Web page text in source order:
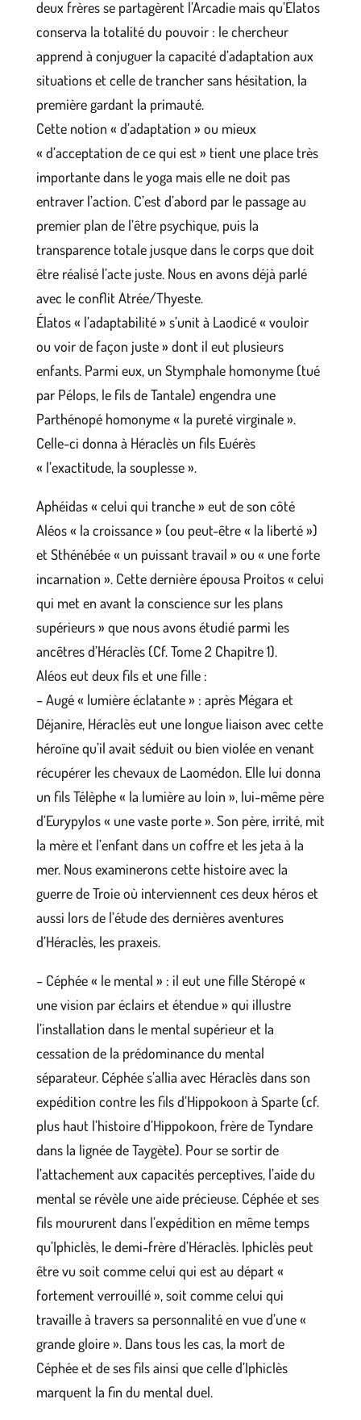
deux frères se partagèrent l’Arcadie mais qu’Élatos
conserva la totalité du pouvoir : le chercheur
apprend à conjuguer la capacité d’adaptation aux
situations et celle de trancher sans hésitation, la
première gardant la primauté.
Cette notion « d’adaptation » ou mieux
« d’acceptation de ce qui est » tient une place très
importante dans le yoga mais elle ne doit pas
entraver l’action. C’est d’abord par le passage au
premier plan de l’être psychique, puis la
transparence totale jusque dans le corps que doit
être réalisé l’acte juste. Nous en avons déjà parlé
avec le conflit Atrée/Thyeste.
Élatos « l’adaptabilité » s’unit à Laodicé « vouloir
ou voir de façon juste » dont il eut plusieurs
enfants. Parmi eux, un Stymphale homonyme (tué
par Pélops, le fils de Tantale) engendra une
Parthénopé homonyme « la pureté virginale ».
Celle-ci donna à Héraclès un fils Euérès
« l’exactitude, la souplesse ».
Aphéidas « celui qui tranche » eut de son côté
Aléos « la croissance » (ou peut-être « la liberté »)
et Sthénébée « un puissant travail » ou « une forte
incarnation ». Cette dernière épousa Proitos « celui
qui met en avant la conscience sur les plans
supérieurs » que nous avons étudié parmi les
ancêtres d’Héraclès (Cf. Tome 2 Chapitre 1).
Aléos eut deux fils et une fille :
– Augé « lumière éclatante » : après Mégara et
Déjanire, Héraclès eut une longue liaison avec cette
héroïne qu’il avait séduit ou bien violée en venant
récupérer les chevaux de Laomédon. Elle lui donna
un fils Télèphe « la lumière au loin », lui-même père
d’Eurypylos « une vaste porte ». Son père, irrité, mit
la mère et l’enfant dans un coffre et les jeta à la
mer. Nous examinerons cette histoire avec la
guerre de Troie où interviennent ces deux héros et
aussi lors de l’étude des dernières aventures
d’Héraclès, les praxeis.
– Céphée « le mental » : il eut une fille Stéropé «
une vision par éclairs et étendue » qui illustre
l’installation dans le mental supérieur et la
cessation de la prédominance du mental
séparateur. Céphée s’allia avec Héraclès dans son
expédition contre les fils d’Hippokoon à Sparte (cf.
plus haut l’histoire d’Hippokoon, frère de Tyndare
dans la lignée de Taygète). Pour se sortir de
l’attachement aux capacités perceptives, l’aide du
mental se révèle une aide précieuse. Céphée et ses
fils moururent dans l’expédition en même temps
qu’Iphiclès, le demi-frère d’Héraclès. Iphiclès peut
être vu soit comme celui qui est au départ «
fortement verrouillé », soit comme celui qui
travaille à travers sa personnalité en vue d’une «
grande gloire ». Dans tous les cas, la mort de
Céphée et de ses fils ainsi que celle d’Iphiclès
marquent la fin du mental duel.